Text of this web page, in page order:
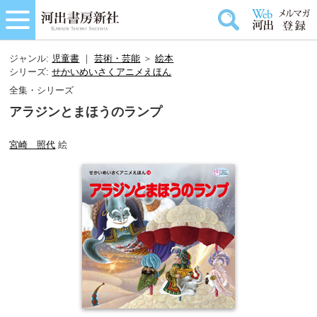
ジャンル: 児童書 ｜芸術・芸能 ＞絵本
シリーズ:せかいめいさくアニメえほん
全集・シリーズ
アラジンとまほうのランプ
宮崎 照代 絵